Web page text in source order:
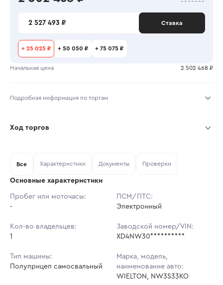
2 527 493 ₽ Ставка
+ 25 025 ₽ + 50 050 ₽ + 75 075 ₽
Начальная цена 2 502 468 ₽
Подробная информация по торгам
Тип аукциона: Открытые торги
Шаг торгов: 25 025 ₽
Кол-во ставок:
Ход торгов
Ставок не найдено
в аукционах
Все Характеристики Документы Проверки
Основные характеристики
Пробег или моточасы:
-
ПСМ/ПТС:
Электронный
Кол-во владельцев:
1
Заводской номер/VIN:
XD4NW30**********
Тип машины:
Полуприцеп самосвальный
Марка, модель,
наименование авто:
WIELTON, NW3S33KO